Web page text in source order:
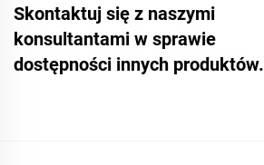
Skontaktuj się z naszymi
konsultantami w sprawie
dostępności innych produktów.